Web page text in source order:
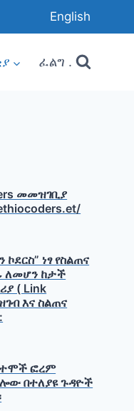
English
ፈልግ .
መመዝገቢያ
ነፃ የስልጠና
ለመሆን ከታች
( Link
እና ስልጠና
ፎረም
በተለያዩ ጉዳዮች